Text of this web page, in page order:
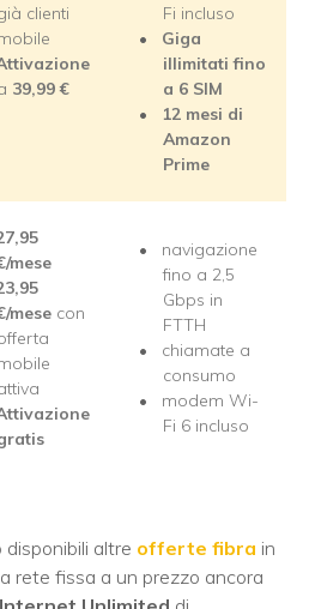
clienti
39,99 €
Fi incluso
Giga
illimitati fino
a 6 SIM
12 mesi di
Amazon
Prime
mese
mese con
navigazione
fino a 2,5
Gbps in
FTTH
chiamate a
consumo
modem Wi-
Fi 6 incluso
altre offerte fibra in
rete fissa a un prezzo ancora